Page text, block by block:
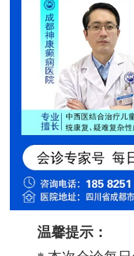
温馨提示：